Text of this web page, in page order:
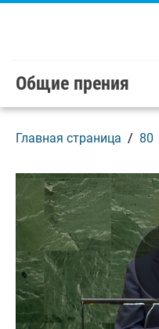
Skip to main content /
Добро пожаловать в
Общие прения
Главная страница 80